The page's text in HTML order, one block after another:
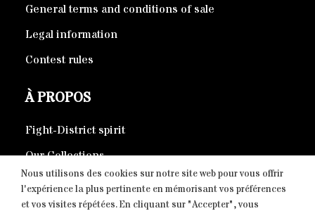
General terms and conditions of sale
Legal information
Contest rules
À PROPOS
Fight-District spirit
Our Collections
Eco-responsible products
Nous utilisons des cookies sur notre site web pour vous offrir
l'expérience la plus pertinente en mémorisant vos préférences
et vos visites répétées. En cliquant sur "Accepter", vous